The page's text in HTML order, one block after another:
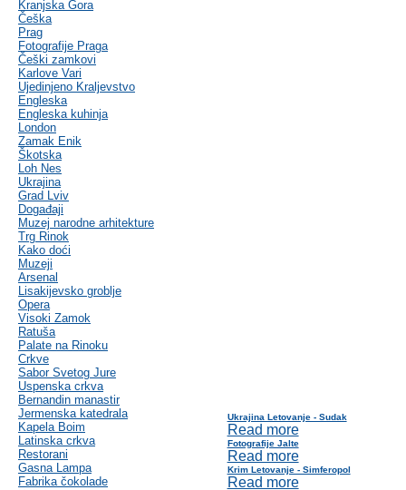
Kranjska Gora
Češka
Prag
Fotografije Praga
Češki zamkovi
Karlove Vari
Ujedinjeno Kraljevstvo
Engleska
Engleska kuhinja
London
Zamak Enik
Škotska
Loh Nes
Ukrajina
Grad Lviv
Događaji
Muzej narodne arhitekture
Trg Rinok
Kako doći
Muzeji
Arsenal
Lisakijevsko groblje
Opera
Visoki Zamok
Ratuša
Palate na Rinoku
Crkve
Sabor Svetog Jure
Uspenska crkva
Bernandin manastir
Jermenska katedrala
Kapela Boim
Latinska crkva
Restorani
Gasna Lampa
Fabrika čokolade
Ukrajina Letovanje - Sudak
Read more
Fotografije Jalte
Read more
Krim Letovanje - Simferopol
Read more